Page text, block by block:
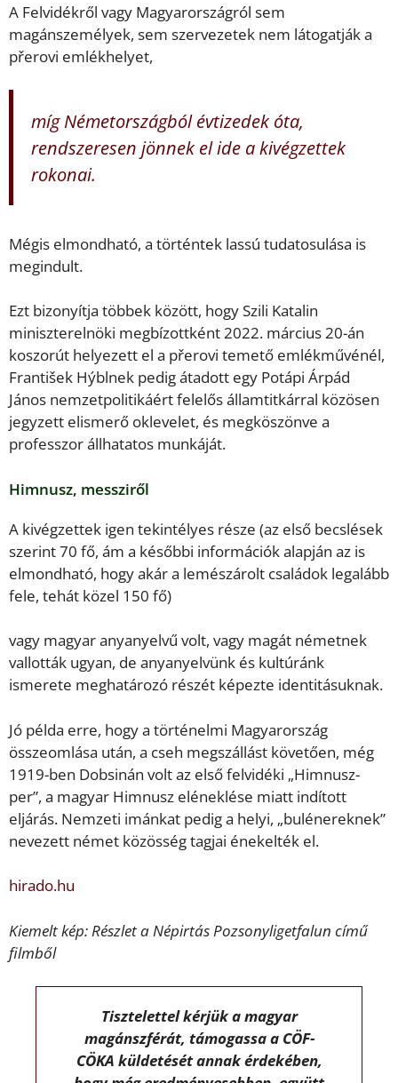
A Felvidékről vagy Magyarországról sem
magánszemélyek, sem szervezetek nem látogatják a
přerovi emlékhelyet,
míg Németországból évtizedek óta,
rendszeresen jönnek el ide a kivégzettek
rokonai.
Mégis elmondható, a történtek lassú tudatosulása is
megindult.
Ezt bizonyítja többek között, hogy Szili Katalin
miniszterelnöki megbízottként 2022. március 20-án
koszorút helyezett el a přerovi temető emlékművénél,
František Hýblnek pedig átadott egy Potápi Árpád
János nemzetpolitikáért felelős államtitkárral közösen
jegyzett elismerő oklevelet, és megköszönve a
professzor állhatatos munkáját.
Himnusz, messziről
A kivégzettek igen tekintélyes része (az első becslések
szerint 70 fő, ám a későbbi információk alapján az is
elmondható, hogy akár a lemészárolt családok legalább
fele, tehát közel 150 fő)
vagy magyar anyanyelvű volt, vagy magát németnek
vallották ugyan, de anyanyelvünk és kultúránk
ismerete meghatározó részét képezte identitásuknak.
Jó példa erre, hogy a történelmi Magyarország
összeomlása után, a cseh megszállást követően, még
1919-ben Dobsinán volt az első felvidéki „Himnusz-
per”, a magyar Himnusz eléneklése miatt indított
eljárás. Nemzeti imánkat pedig a helyi, „bulénereknek”
nevezett német közösség tagjai énekelték el.
hirado.hu
Kiemelt kép: Részlet a Népirtás Pozsonyligetfalun című
filmből
Tisztelettel kérjük a magyar
magánszférát, támogassa a CÖF-
CÖKA küldetését annak érdekében,